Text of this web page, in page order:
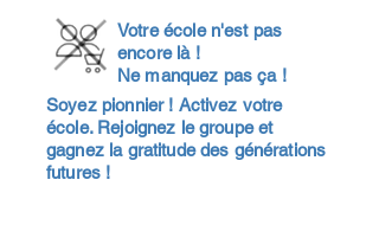
Votre école n'est pas
encore là !
Ne manquez pas ça !
Soyez pionnier ! Activez votre
école. Rejoignez le groupe et
gagnez la gratitude des générations
futures !